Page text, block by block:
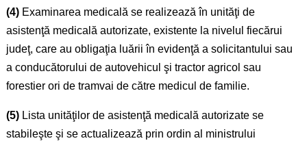
(4)Examinarea medicală se realizează în unităţi de
asistenţă medicală autorizate, existente la nivelul fiecărui
judeţ, care au obligaţia luării în evidenţă a solicitantului sau
a conducătorului de autovehicul şi tractor agricol sau
forestier ori de tramvai de către medicul de familie.
(5)Lista unităţilor de asistenţă medicală autorizate se
stabileşte şi se actualizează prin ordin al ministrului